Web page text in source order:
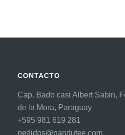
CONTACTO
Cap. Bado casi Albert Sabin,
de la Mora, Paraguay
+595 981 619 281
pedidos@nandutee.com